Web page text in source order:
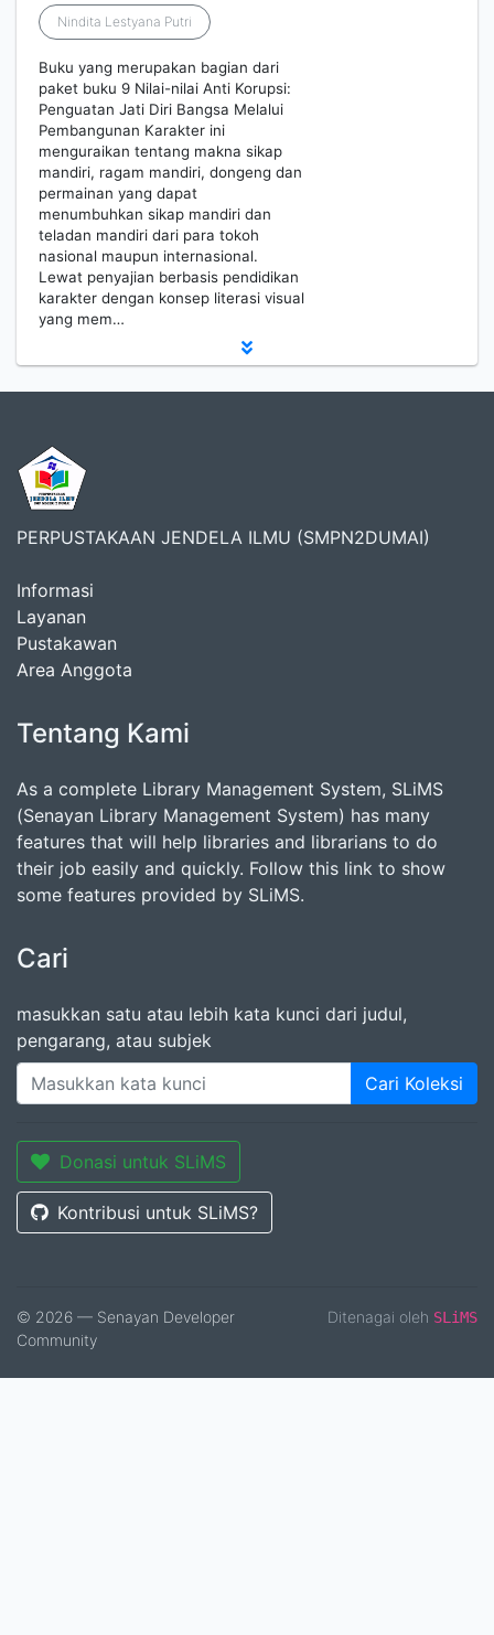
Nindita Lestyana Putri
Buku yang merupakan bagian dari
paket buku 9 Nilai-nilai Anti Korupsi:
Penguatan Jati Diri Bangsa Melalui
Pembangunan Karakter ini
menguraikan tentang makna sikap
mandiri, ragam mandiri, dongeng dan
permainan yang dapat
menumbuhkan sikap mandiri dan
teladan mandiri dari para tokoh
nasional maupun internasional.
Lewat penyajian berbasis pendidikan
karakter dengan konsep literasi visual
yang mem…
PERPUSTAKAAN JENDELA ILMU (SMPN2DUMAI)
Informasi
Layanan
Pustakawan
Area Anggota
Tentang Kami
As a complete Library Management System, SLiMS
(Senayan Library Management System) has many
features that will help libraries and librarians to do
their job easily and quickly. Follow this link to show
some features provided by SLiMS.
Cari
masukkan satu atau lebih kata kunci dari judul,
pengarang, atau subjek
Cari Koleksi
Donasi untuk SLiMS
Kontribusi untuk SLiMS?
© 2026 — Senayan Developer
Community
Ditenagai oleh SLiMS